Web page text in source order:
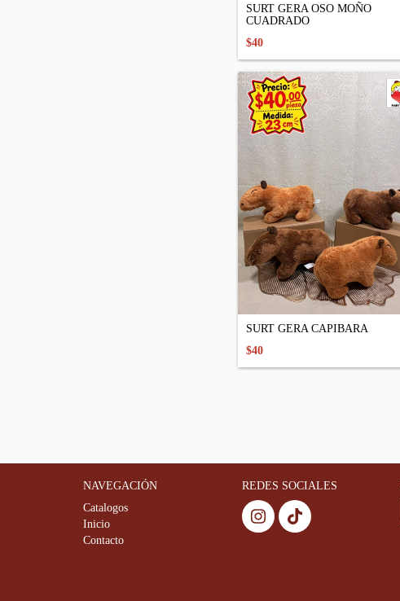
SURT GERA OSO MOÑO
CUADRADO
$40
SURT GERA CAPIBARA
$40
NAVEGACIÓN
Catalogos
Inicio
Contacto
REDES SOCIALES